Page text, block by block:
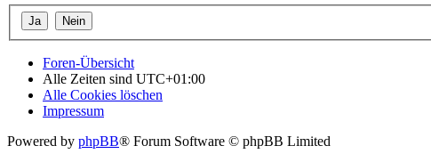
Foren-Übersicht
Alle Zeiten sind UTC+01:00
Alle Cookies löschen
Impressum
Powered by phpBB® Forum Software © phpBB Limited